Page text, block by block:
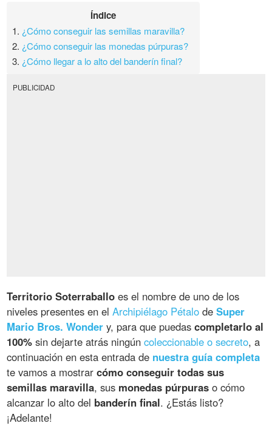
Índice
1. ¿Cómo conseguir las semillas maravilla?
2. ¿Cómo conseguir las monedas púrpuras?
3. ¿Cómo llegar a lo alto del banderín final?
PUBLICIDAD
Territorio Soterraballo es el nombre de uno de los
niveles presentes en elArchipiélago Pétalo deSuper
Mario Bros. Wonder y, para que puedascompletarlo al
100% sin dejarte atrás ningúncoleccionable o secreto, a
continuación en esta entrada de nuestra guía completa
te vamos a mostrarcómo conseguir todas sus
semillas maravilla, sus monedas púrpuras o cómo
alcanzar lo alto del banderín final. ¿Estás listo?
¡Adelante!